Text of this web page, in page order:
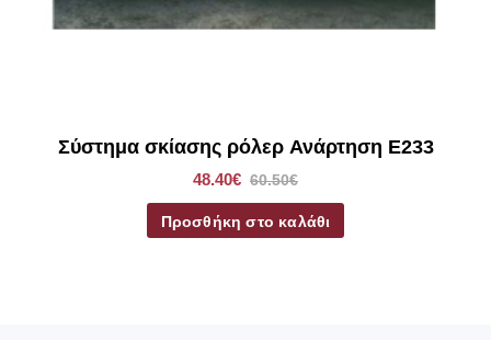
Σύστημα σκίασης ρόλερ Ανάρτηση E233
48.40€ 60.50€
Προσθήκη στο καλάθι